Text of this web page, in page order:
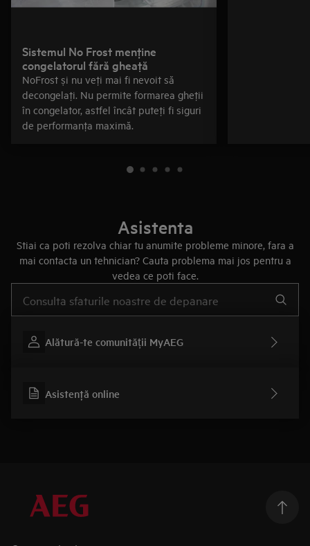
Sistemul No Frost menţine
congelatorul fără gheaţă
NoFrost și nu veţi mai fi nevoit să
decongelaţi. Nu permite formarea gheţii
în congelator, astfel încât puteţi fi siguri
de performanţa maximă.
Asistenta
Stiai ca poti rezolva chiar tu anumite probleme minore, fara a
mai contacta un tehnician? Cauta problema mai jos pentru a
vedea ce poti face.
Alătură-te comunității MyAEG
Asistenţă online